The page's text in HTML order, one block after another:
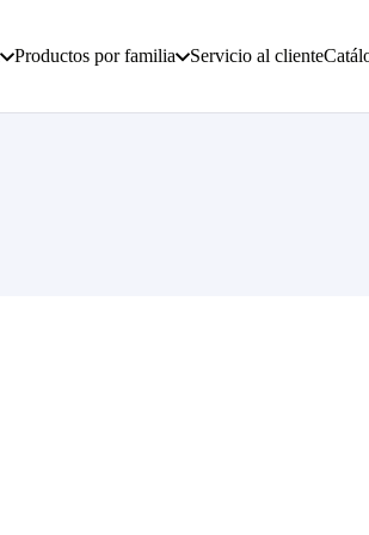
Productos por familia Servicio al cliente